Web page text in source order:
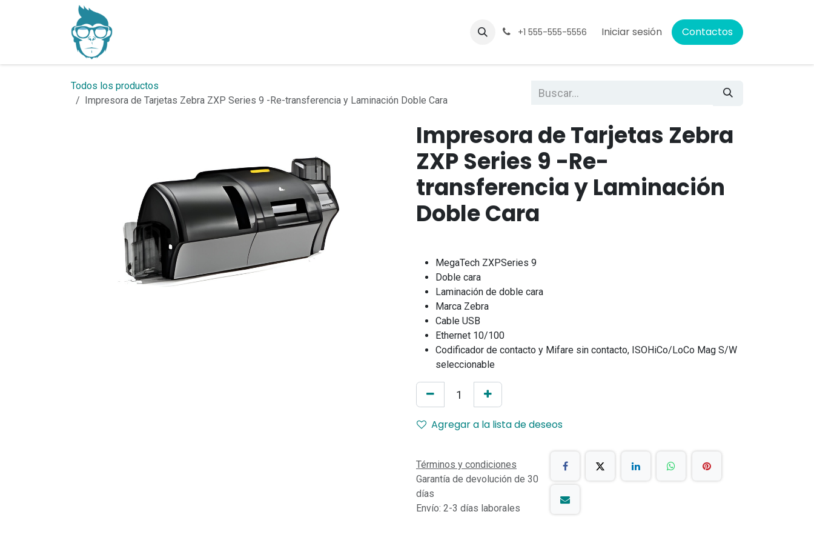
+1 555-555-5556 Iniciar sesión Contactos
Todos los productos
Impresora de Tarjetas Zebra ZXP Series 9 -Re-transferencia y Laminación Doble Cara
Impresora de Tarjetas Zebra
ZXP Series 9 -Re-
transferencia y Laminación
Doble Cara
MegaTech ZXPSeries 9
Doble cara
Laminación de doble cara
Marca Zebra
Cable USB
Ethernet 10/100
Codificador de contacto y Mifare sin contacto, ISOHiCo/LoCo Mag S/W
seleccionable
Agregar a la lista de deseos
Términos y condiciones
Garantía de devolución de 30
días
Envío: 2-3 días laborales